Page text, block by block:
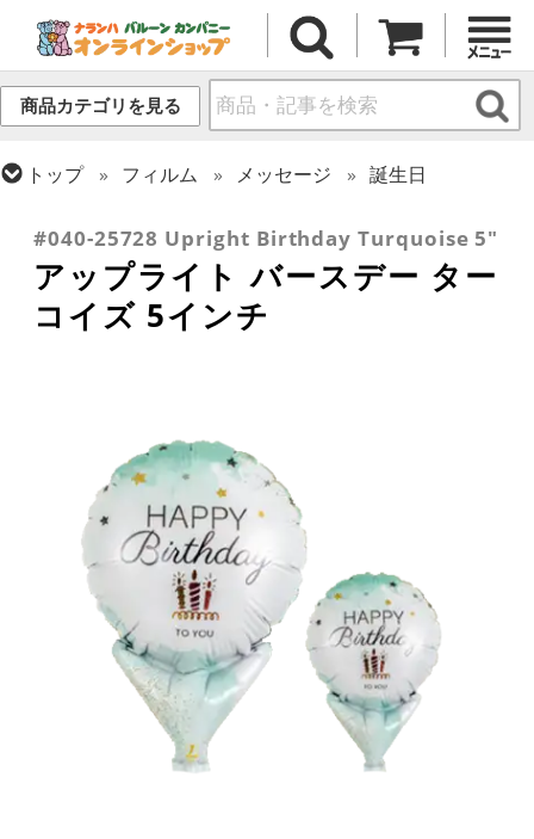
商品カテゴリを見る
トップ フィルム メッセージ
誕生日
#040-25728 Upright Birthday Turquoise 5"
アップライト バースデー ター
コイズ 5インチ